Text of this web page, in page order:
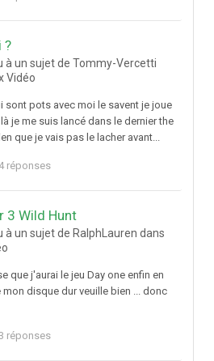
?
à un sujet de Tommy-Vercetti
Vidéo
sont pots avec moi le savent je joue
je me suis lancé dans le dernier the
que je vais pas le lacher avant...
réponses
3 Wild Hunt
à un sujet de RalphLauren dans
que j'aurai le jeu Day one enfin en
disque dur veuille bien ... donc
réponses